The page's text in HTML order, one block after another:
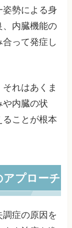
勢による身
、内臓機能の
って発症し
れはあくま
や内臓の状
ことが根本
アプローチ
症の原因を